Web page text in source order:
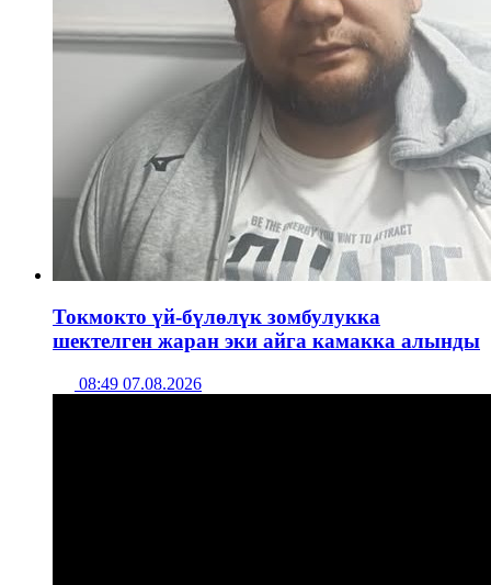
Токмокто үй-бүлөлүк зомбулукка
шектелген жаран эки айга камакка алынды
08:49 07.08.2026